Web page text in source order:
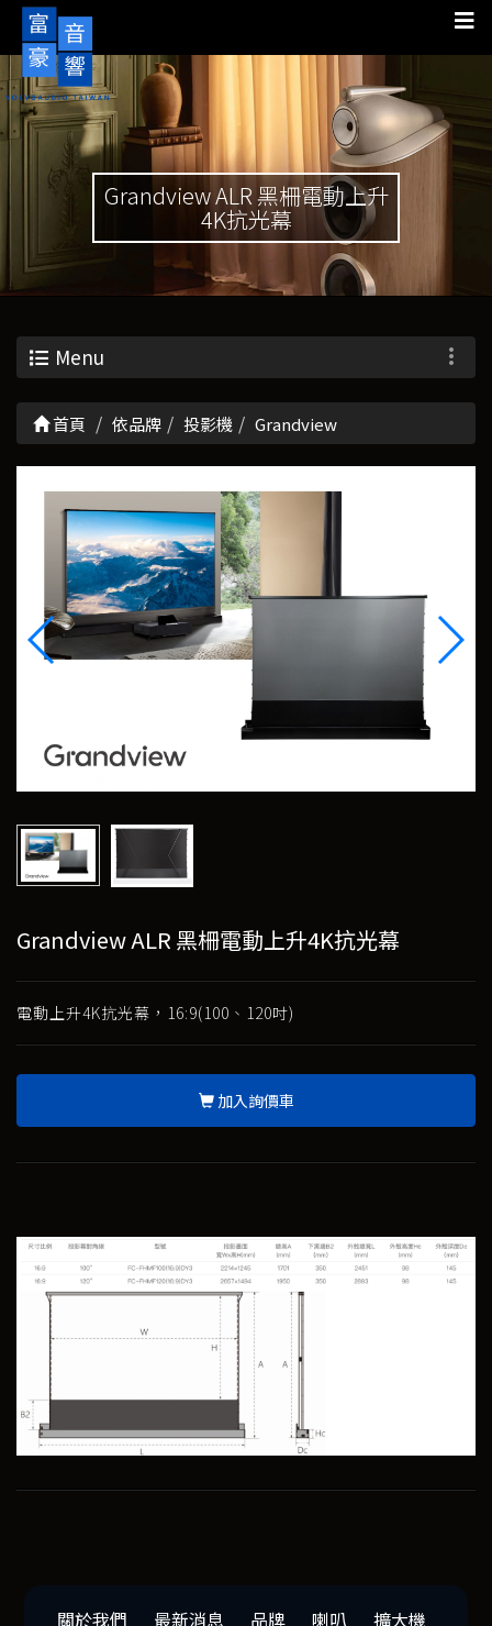
Grandview ALR 黑柵電動上升
4K抗光幕
Menu
首頁 依品牌 投影機 Grandview
Grandview ALR 黑柵電動上升4K抗光幕
電動上升4K抗光幕，16:9(100、120吋)
加入詢價車
關於我們 最新消息 品牌 喇叭
擴大機